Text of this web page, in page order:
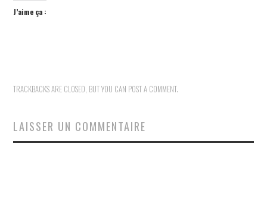
J’aime ça :
TRACKBACKS ARE CLOSED, BUT YOU CAN POST A COMMENT.
LAISSER UN COMMENTAIRE